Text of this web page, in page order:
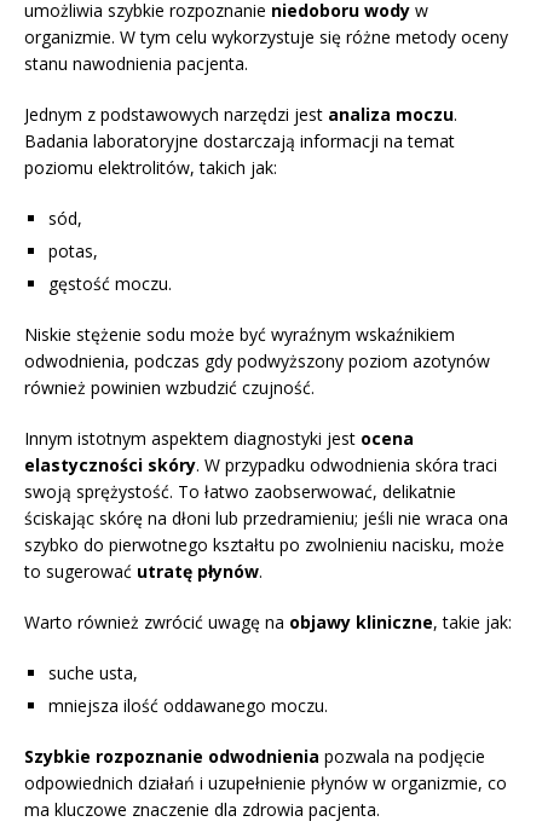
umożliwia szybkie rozpoznanie niedoboru wody w
organizmie. W tym celu wykorzystuje się różne metody oceny
stanu nawodnienia pacjenta.
Jednym z podstawowych narzędzi jest analiza moczu.
Badania laboratoryjne dostarczają informacji na temat
poziomu elektrolitów, takich jak:
sód,
potas,
gęstość moczu.
Niskie stężenie sodu może być wyraźnym wskaźnikiem
odwodnienia, podczas gdy podwyższony poziom azotynów
również powinien wzbudzić czujność.
Innym istotnym aspektem diagnostyki jest ocena
elastyczności skóry. W przypadku odwodnienia skóra traci
swoją sprężystość. To łatwo zaobserwować, delikatnie
ściskając skórę na dłoni lub przedramieniu; jeśli nie wraca ona
szybko do pierwotnego kształtu po zwolnieniu nacisku, może
to sugerować utratę płynów.
Warto również zwrócić uwagę na objawy kliniczne, takie jak:
suche usta,
mniejsza ilość oddawanego moczu.
Szybkie rozpoznanie odwodnienia pozwala na podjęcie
odpowiednich działań i uzupełnienie płynów w organizmie, co
ma kluczowe znaczenie dla zdrowia pacjenta.